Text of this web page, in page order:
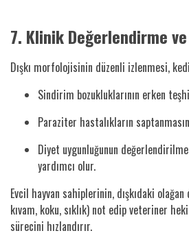
7. Klinik Değerlendirme
Dışkı morfolojisinin düzenli izlenmesi,
Sindirim bozukluklarının erken
Paraziter hastalıkların
Diyet uygunluğunun
yardımcı olur.
Evcil hayvan sahiplerinin, dışkıdaki
kıvam, koku, sıklık) not edip veteriner
sürecini hızlandırır.